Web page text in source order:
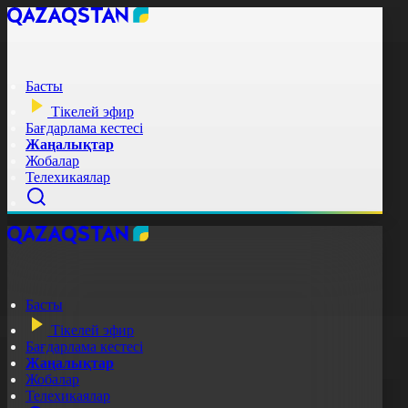
Басты
Тікелей эфир
Бағдарлама кестесі
Жаңалықтар
Жобалар
Телехикаялар
Басты
Тікелей эфир
Бағдарлама кестесі
Жаңалықтар
Жобалар
Телехикаялар